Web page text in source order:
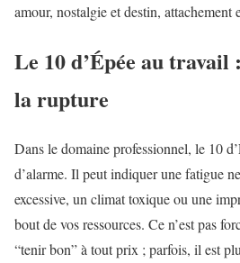
amour, nostalgie et destin, attachement
Le 10 d’Épée au travail
la rupture
Dans le domaine professionnel, le 10
d’alarme. Il peut indiquer une fatigue
excessive, un climat toxique ou une
bout de vos ressources. Ce n’est pas
“tenir bon” à tout prix ; parfois, il est